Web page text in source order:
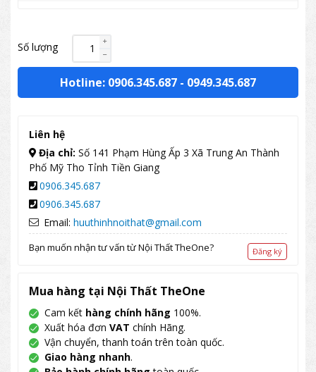
Số lượng
Hotline: 0906.345.687 - 0949.345.687
Liên hệ
Địa chỉ: Số 141 Phạm Hùng Ấp 3 Xã Trung An Thành
Phố Mỹ Tho Tỉnh Tiền Giang
0906.345.687
0906.345.687
Email: huuthinhnoithat@gmail.com
Bạn muốn nhận tư vấn từ Nội Thất TheOne? Đăng ký
Mua hàng tại Nội Thất TheOne
Cam kết hàng chính hãng 100%.
Xuất hóa đơn VAT chính Hãng.
Vận chuyển, thanh toán trên toàn quốc.
Giao hàng nhanh.